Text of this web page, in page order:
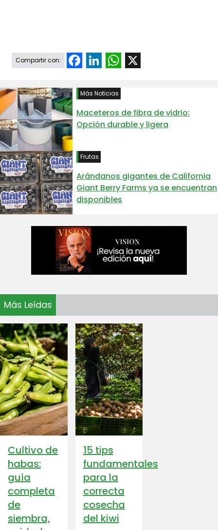
Compartir con: FacebookLinkedInWhatsApp
Más Noticias
Maceteros de fibra de vidrio:
Opción durable y ligera
Frutas
Arándanos gigantes de California
Giant Berry Farms ya se encuentran
disponibles
Más Leídas
Cultivo de
habas:
guía
completa
de
siembra,
15 tips
fundamentales
para la
correcta
cosecha
del kiwi